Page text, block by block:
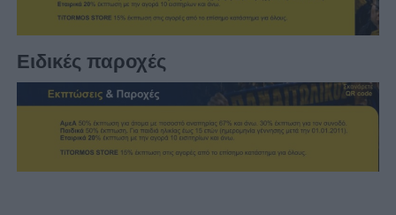
Ειδικές παροχές